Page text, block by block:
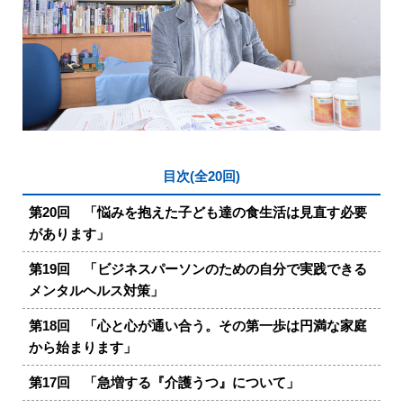
目次(全20回)
第20回 「悩みを抱えた子ども達の食生活は見直す必要
があります」
第19回 「ビジネスパーソンのための自分で実践できる
メンタルヘルス対策」
第18回 「心と心が通い合う。その第一歩は円満な家庭
から始まります」
第17回 「急増する『介護うつ』について」